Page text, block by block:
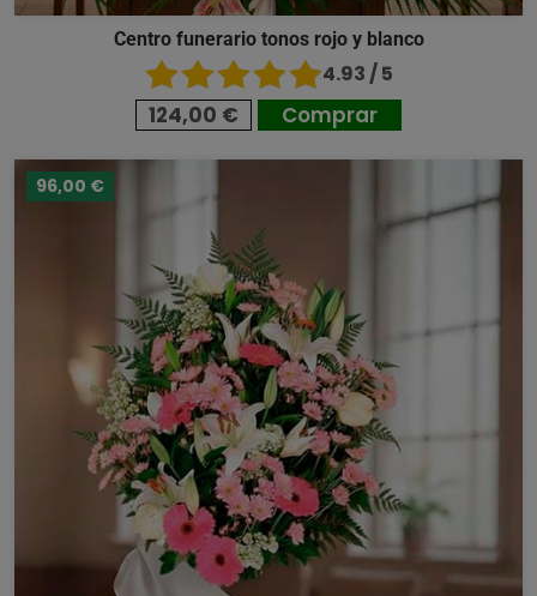
Centro funerario tonos rojo y blanco
4.93 / 5
124,00 € Comprar
96,00 €